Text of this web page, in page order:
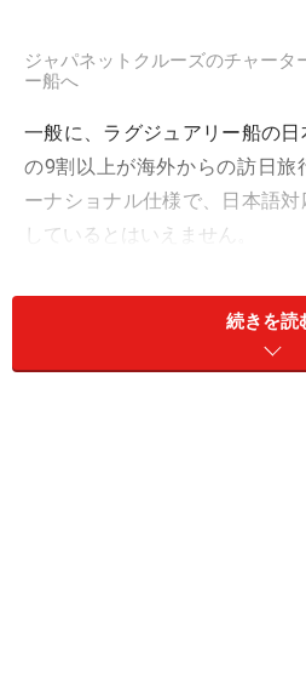
ジャパネットクルーズのチャータ
ー船へ
一般に、ラグジュアリー船の
の9割以上が海外からの訪日旅
ーナショナル仕様で、日本語
しているとはいえません。
ジャパネットクルーズがチャータ
で優雅に巡る陽春の日本絶景ツア
続きを読